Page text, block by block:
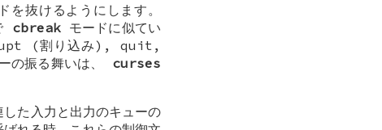
抜けるようにします。
cbreakモードに似てい
(割り込み), quit,
の振る舞いは、 curses
した入力と出力のキューの